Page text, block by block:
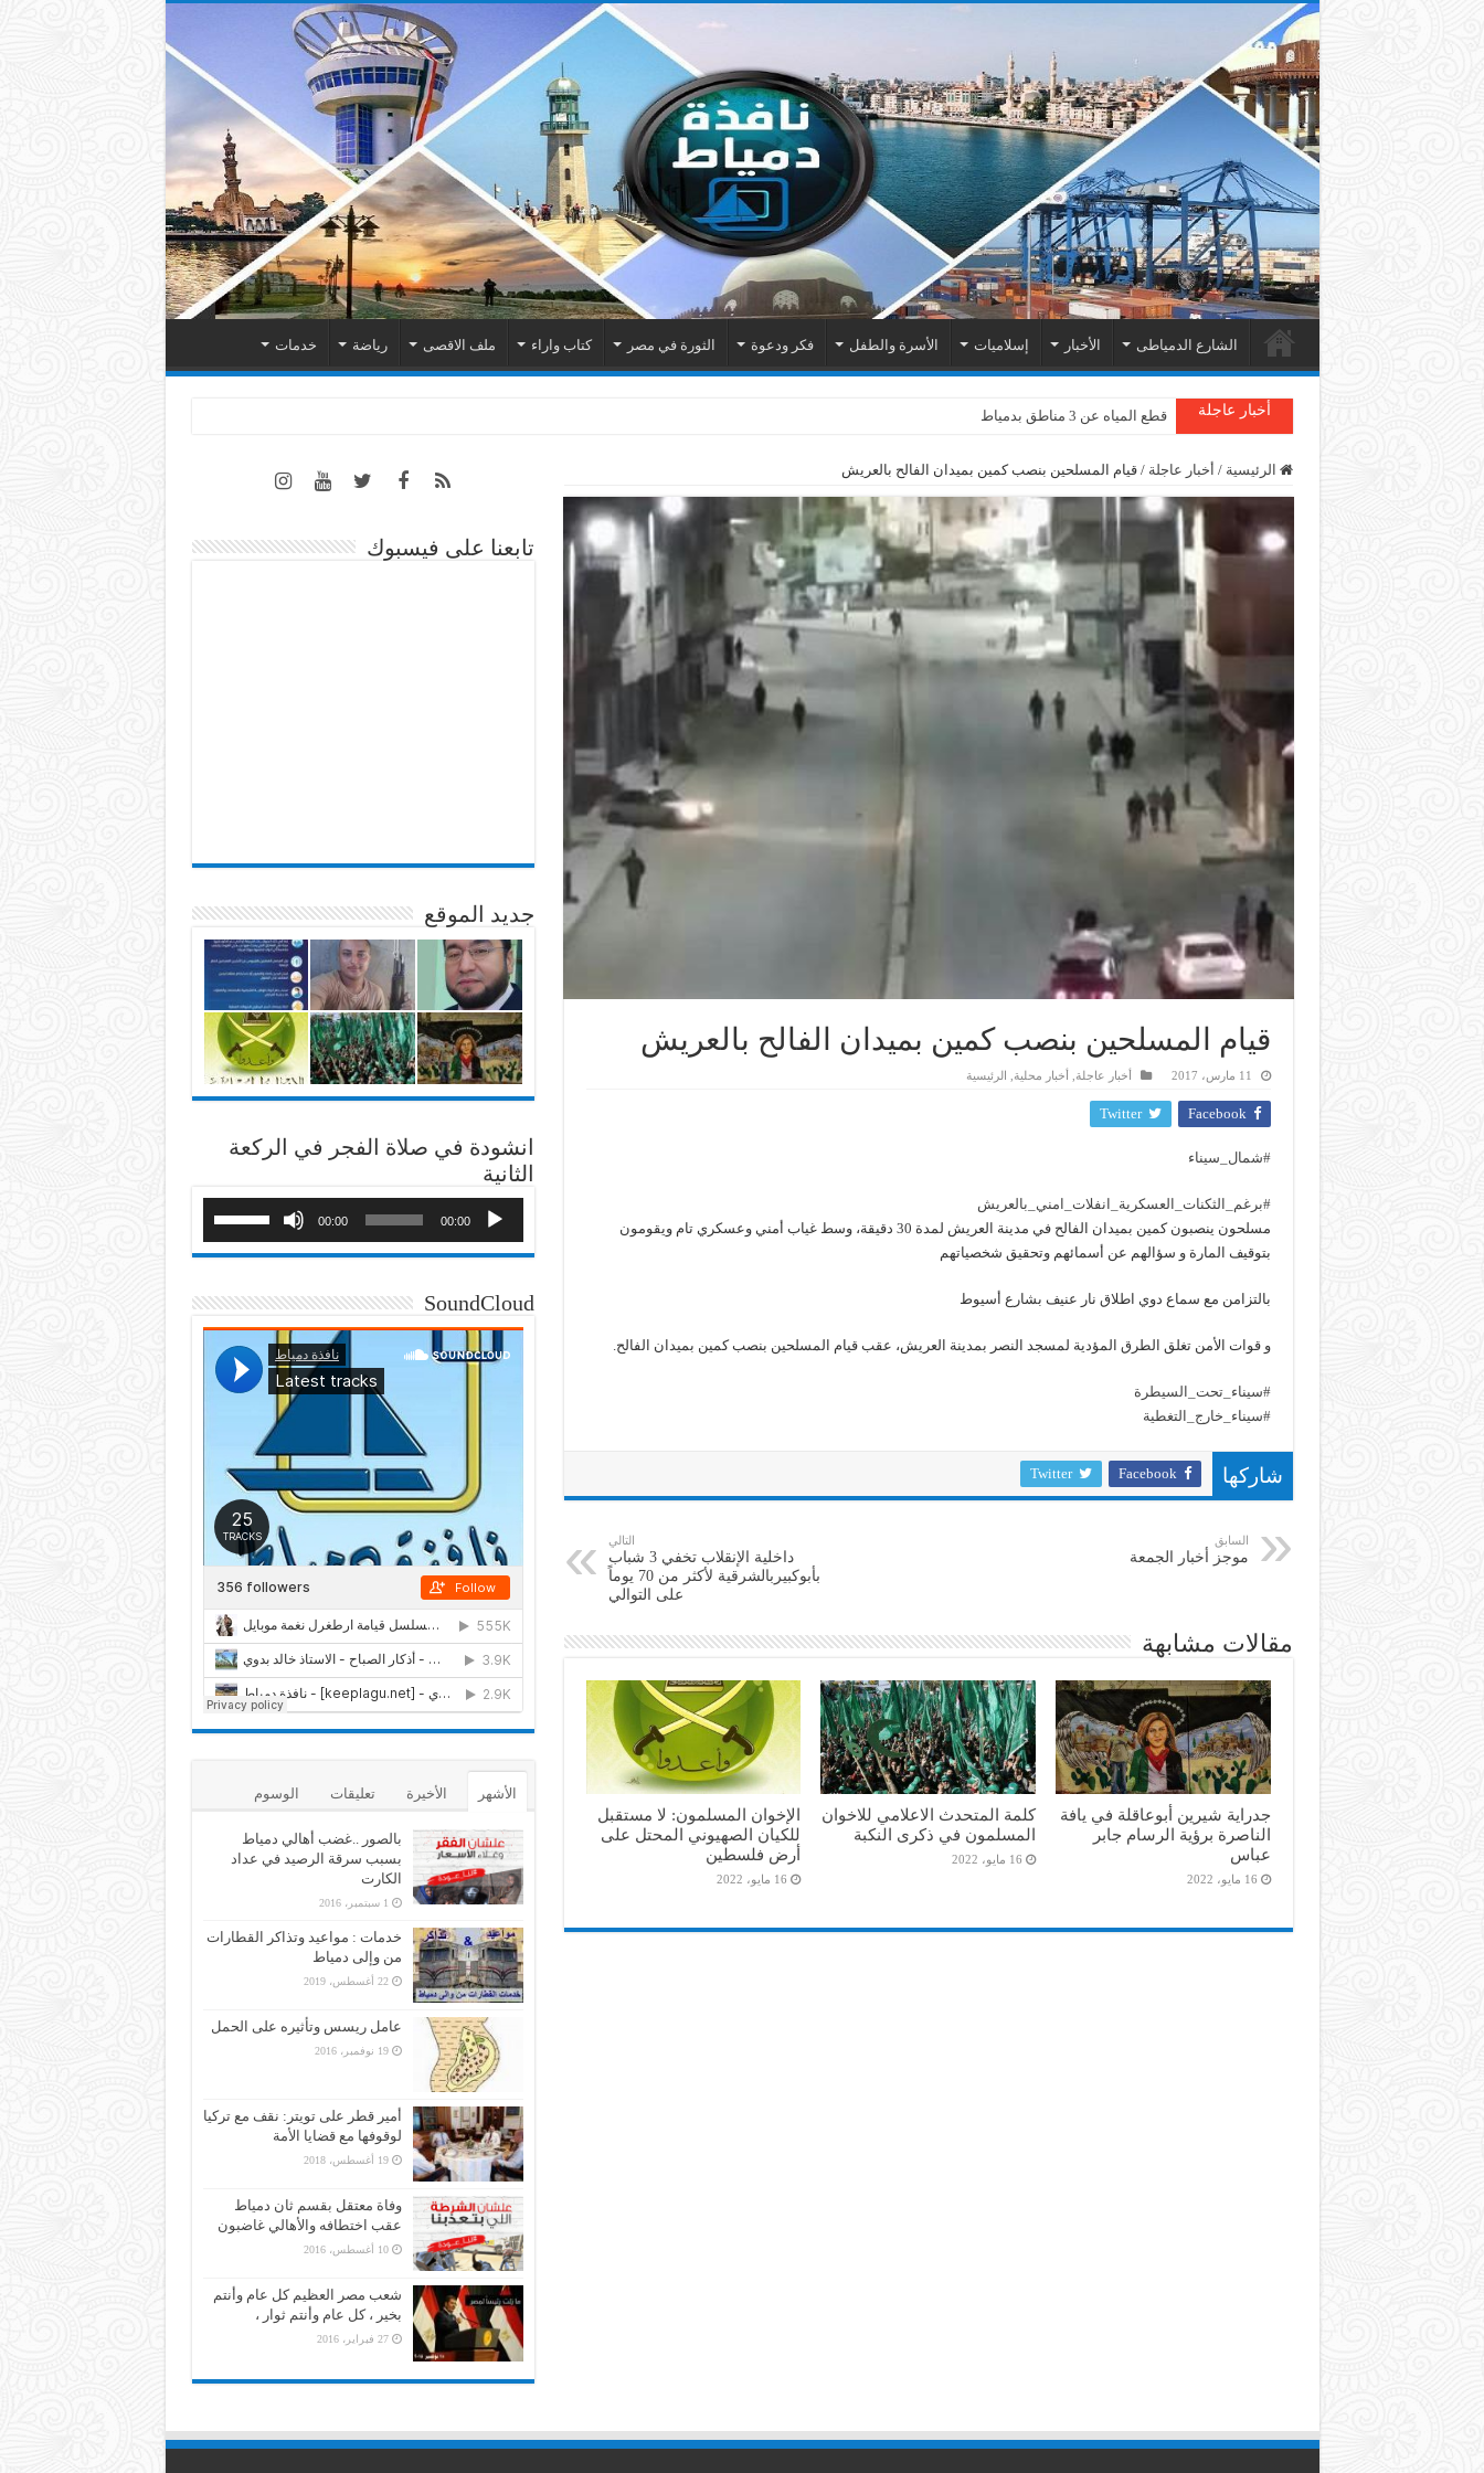
الشارع الدمياطى الأخبار إسلاميات الأسرة والطفل فكر ودعوة الثورة في مصر كتاب واراء ملف الاقصى رياضة خدمات
أخبار عاجلة قطع المياه عن 3 مناطق بدمياط
الرئيسية / أخبار عاجلة / قيام المسلحين بنصب كمين بميدان الفالح بالعريش
قيام المسلحين بنصب كمين بميدان الفالح بالعريش
11 مارس، 2017 أخبار عاجلة أخبار محلية الرئيسية
Facebook
Twitter
#شمال_سيناء
#برغم_الثكنات_العسكرية_انفلات_امني_بالعريش
مسلحون ينصبون كمين بميدان الفالح في مدينة العريش لمدة 30 دقيقة، وسط غياب أمني وعسكري تام ويقومون
بتوقيف المارة و سؤالهم عن أسمائهم وتحقيق شخصياتهم
بالتزامن مع سماع دوي اطلاق نار عنيف بشارع أسيوط
و قوات الأمن تغلق الطرق المؤدية لمسجد النصر بمدينة العريش، عقب قيام المسلحين بنصب كمين بميدان الفالح.
#سيناء_تحت_السيطرة
#سيناء_خارج_التغطية
شاركها Facebook
Twitter
السابق
موجز أخبار الجمعة
التالي
داخلية الإنقلاب تخفي 3 شباب
بأبوكبيربالشرقية لأكثر من 70 يوماً
على التوالي
مقالات مشابهة
جدراية شيرين أبوعاقلة في يافة
الناصرة برؤية الرسام جابر
عباس
16 مايو، 2022
كلمة المتحدث الاعلامي للاخوان
المسلمون في ذكرى النكبة
16 مايو، 2022
الإخوان المسلمون: لا مستقبل
للكيان الصهيوني المحتل على
أرض فلسطين
16 مايو، 2022
تابعنا على فيسبوك
جديد الموقع
انشودة في صلاة الفجر في الركعة
الثانية
00:00
00:00
SoundCloud
الأشهر الأخيرة تعليقات الوسوم
بالصور ..غضب أهالي دمياط
بسبب سرقة الرصيد في عداد
الكارت
1 سبتمبر، 2016
خدمات : مواعيد وتذاكر القطارات
من وإلى دمياط
22 أغسطس، 2019
عامل ريسس وتأثيره على الحمل
19 نوفمبر، 2016
أمير قطر على تويتر: نقف مع تركيا
لوقوفها مع قضايا الأمة
19 أغسطس، 2018
وفاة معتقل بقسم ثان دمياط
عقب اختطافه والأهالي غاضبون
10 أغسطس، 2016
شعب مصر العظيم كل عام وأنتم
بخير ، كل عام وأنتم ثوار ،
27 فبراير، 2016